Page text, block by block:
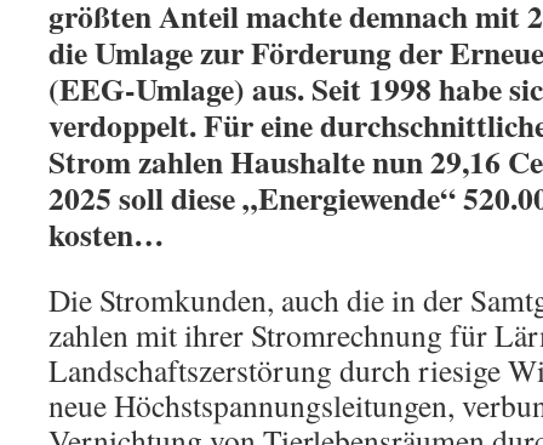
größten Anteil machte demnach mit
die Umlage zur Förderung der
(EEG-Umlage) aus. Seit 1998 habe
verdoppelt. Für eine
Strom zahlen Haushalte nun 29,16
2025 soll diese „Energiewende“
kosten…
Die Stromkunden, auch die in der
zahlen mit ihrer Stromrechnung für
Landschaftszerstörung durch riesige
neue Höchstspannungsleitungen,